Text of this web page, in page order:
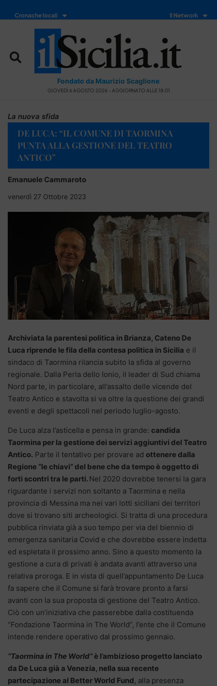
Cronache locali Il Network
Fondato da Maurizio Scaglione
GIOVEDÌ 6 AGOSTO 2026 - AGGIORNATO ALLE 18:01
La nuova sfida
DE LUCA: “IL COMUNE DI TAORMINA
PUNTA ALLA GESTIONE DEL TEATRO
ANTICO”
Emanuele Cammaroto
venerdì 27 Ottobre 2023
Archiviata la parentesi politica in Brianza, Cateno De
Luca riprende le fila della contesa politica in Sicilia e il
sindaco di Taormina rilancia subito la sfida al governo
regionale. Dalla Perla dello Ionio, il leader di Sud chiama
Nord parte, in particolare, all’assalto delle vicende del
Teatro Antico e stavolta si va oltre la questione dei grandi
eventi e degli spettacoli nel periodo luglio-agosto.
De Luca alza l’asticella e pensa in grande: candida
Taormina per la gestione dei servizi aggiuntivi del Teatro
Antico. Parte il tentativo per provare ad ottenere dalla
Regione “le chiavi” del bene che da tempo è oggetto di
forti scontri tra le parti. Nel 2020 dovrebbe tenersi la gara
riguardante i servizi non soltanto a Taormina e nella
provincia di Messina ma nei vari lotti siciliani dei territori
dove si trovano siti archeologici. Si tratta di una procedura
pubblica rinviata già a suo tempo per via del biennio di
emergenza sanitaria Covid e che dovrebbe essere indetta
ed espletata il prossimo anno. Sino a questo momento la
gestione a cura di privati è andata avanti attraverso una
relativa proroga. E in vista di quell’appuntamento De Luca
fa sapere che il Comune si farà trovare pronto a farsi
avanti con la sua proposta di gestione del Teatro Antico.
Ciò con un’iniziativa che passerebbe dalla costituenda
“Fondazione Taormina in The World”, l’ente che il Comune
intende rendere operativo dal prossimo gennaio.
“Taormina in The World”è l’ambizioso progetto lanciato
da De Luca già a Venezia, nella sua recente
partecipazione al Better World Fund, alla presenza